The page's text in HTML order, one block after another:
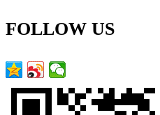
FOLLOW US